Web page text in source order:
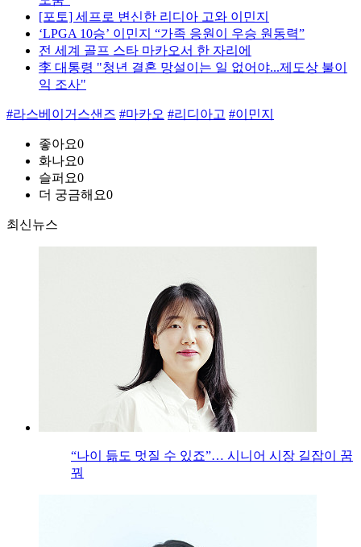
[포토] 세프로 변신한 리디아 고와 이민지
‘LPGA 10승’ 이민지 “가족 응원이 우승 원동력”
전 세계 골프 스타 마카오서 한 자리에
李 대통령 "청년 결혼 망설이는 일 없어야...제도상 불이
익 조사"
#라스베이거스샌즈 #마카오 #리디아고 #이민지
좋아요0
화나요0
슬퍼요0
더 궁금해요0
최신뉴스
“나이 듦도 멋질 수 있죠”… 시니어 시장 길잡이 꿈
꿔